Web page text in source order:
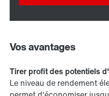
Vos avantages
Tirer profit des potentiels
Le niveau de rendement